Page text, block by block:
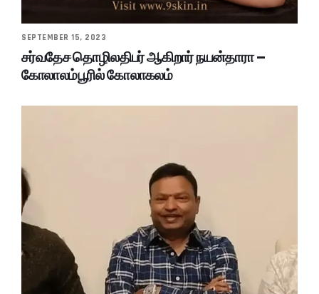
SEPTEMBER 15, 2023
சர்வதேச தொழிலதிபர் ஆகிறார் நயன்தாரா –
கோலாலம்பூரில் கோலாகலம்